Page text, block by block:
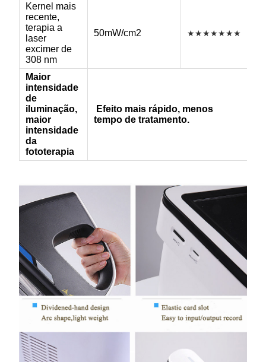
Kernel mais
recente,
terapia a
laser
excimer de
308 nm
50mW/cm2 ★★★★★★★
Maior
intensidade
de
iluminação,
maior
intensidade
da
fototerapia
Efeito mais rápido, menos
tempo de tratamento.